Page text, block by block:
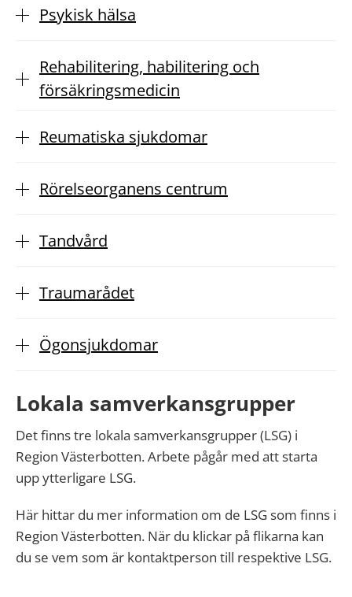
Psykisk hälsa
Rehabilitering, habilitering och
försäkringsmedicin
Reumatiska sjukdomar
Rörelseorganens centrum
Tandvård
Traumarådet
Ögonsjukdomar
Lokala samverkansgrupper
Det finns tre lokala samverkansgrupper (LSG) i
Region Västerbotten. Arbete pågår med att starta
upp ytterligare LSG.
Här hittar du mer information om de LSG som finns i
Region Västerbotten. När du klickar på flikarna kan
du se vem som är kontaktperson till respektive LSG.